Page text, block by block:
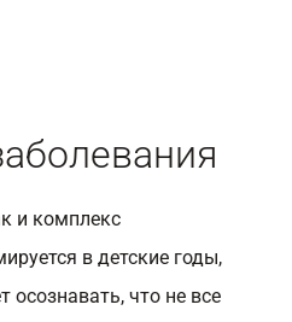
и комплекс
в детские годы,
осознавать, что не все